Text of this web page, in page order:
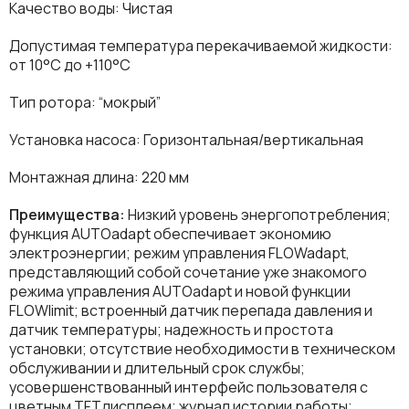
Качество воды: Чистая
Допустимая температура перекачиваемой жидкости:
от 10°C до +110°C
Тип ротора: “мокрый”
Установка насоса: Горизонтальная/вертикальная
Монтажная длина: 220 мм
Преимущества: Низкий уровень энергопотребления;
функция AUTOadapt обеспечивает экономию
электроэнергии; режим управления FLOWadapt,
представляющий собой сочетание уже знакомого
режима управления AUTOadapt и новой функции
FLOWlimit; встроенный датчик перепада давления и
датчик температуры; надежность и простота
установки; отсутствие необходимости в техническом
обслуживании и длительный срок службы;
усовершенствованный интерфейс пользователя с